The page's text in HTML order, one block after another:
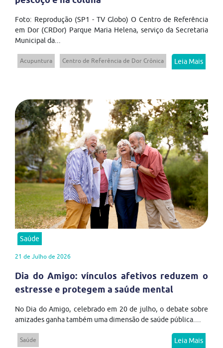
Foto: Reprodução (SP1 - TV Globo) O Centro de Referência
em Dor (CRDor) Parque Maria Helena, serviço da Secretaria
Municipal da...
Acupuntura Centro de Referência de Dor Crônica Leia Mais
Saúde
21 de Julho de 2026
Dia do Amigo: vínculos afetivos reduzem o
estresse e protegem a saúde mental
No Dia do Amigo, celebrado em 20 de julho, o debate sobre
amizades ganha também uma dimensão de saúde pública....
Saúde Leia Mais